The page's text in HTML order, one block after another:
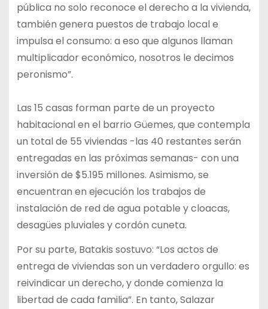
pública no solo reconoce el derecho a la vivienda,
también genera puestos de trabajo local e
impulsa el consumo: a eso que algunos llaman
multiplicador económico, nosotros le decimos
peronismo”.
Las 15 casas forman parte de un proyecto
habitacional en el barrio Güemes, que contempla
un total de 55 viviendas -las 40 restantes serán
entregadas en las próximas semanas- con una
inversión de $5.195 millones. Asimismo, se
encuentran en ejecución los trabajos de
instalación de red de agua potable y cloacas,
desagües pluviales y cordón cuneta.
Por su parte, Batakis sostuvo: “Los actos de
entrega de viviendas son un verdadero orgullo: es
reivindicar un derecho, y donde comienza la
libertad de cada familia”. En tanto, Salazar